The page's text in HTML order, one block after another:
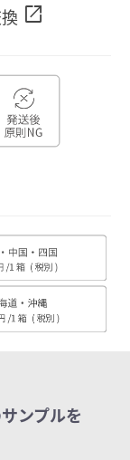
open_in_new
ンプルを